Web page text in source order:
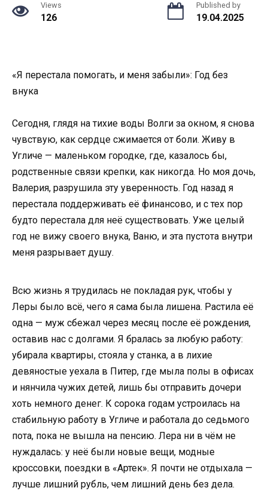
Views
126
Published by
19.04.2025
«Я перестала помогать, и меня забыли»: Год без
внука
Сегодня, глядя на тихие воды Волги за окном, я снова
чувствую, как сердце сжимается от боли. Живу в
Угличе — маленьком городке, где, казалось бы,
родственные связи крепки, как никогда. Но моя дочь,
Валерия, разрушила эту уверенность. Год назад я
перестала поддерживать её финансово, и с тех пор
будто перестала для неё существовать. Уже целый
год не вижу своего внука, Ваню, и эта пустота внутри
меня разрывает душу.
Всю жизнь я трудилась не покладая рук, чтобы у
Леры было всё, чего я сама была лишена. Растила её
одна — муж сбежал через месяц после её рождения,
оставив нас с долгами. Я бралась за любую работу:
убирала квартиры, стояла у станка, а в лихие
девяностые уехала в Питер, где мыла полы в офисах
и нянчила чужих детей, лишь бы отправить дочери
хоть немного денег. К сорока годам устроилась на
стабильную работу в Угличе и работала до седьмого
пота, пока не вышла на пенсию. Лера ни в чём не
нуждалась: у неё были новые вещи, модные
кроссовки, поездки в «Артек». Я почти не отдыхала —
лучше лишний рубль, чем лишний день без дела.